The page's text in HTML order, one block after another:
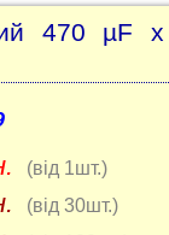
470 µF
(від 1шт.)
(від 30шт.)